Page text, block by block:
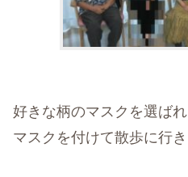
好きな柄のマスクを選ば
マスクを付けて散歩に行き